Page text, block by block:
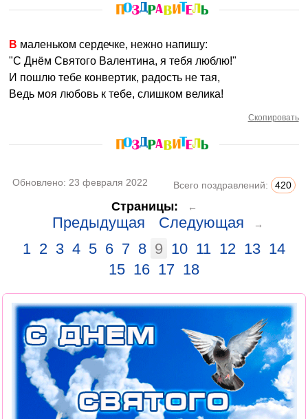
В маленьком сердечке, нежно напишу:
"С Днём Святого Валентина, я тебя люблю!"
И пошлю тебе конвертик, радость не тая,
Ведь моя любовь к тебе, слишком велика!
Скопировать
Обновлено: 23 февраля 2022 Всего поздравлений: 420
Страницы: ←
Предыдущая Следующая →
1 2 3 4 5 6 7 8 9 10 11 12 13 14
15 16 17 18